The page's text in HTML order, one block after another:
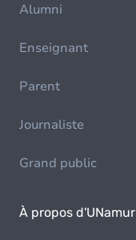
Alumni
Enseignant
Parent
Journaliste
Grand public
À propos d'UNamur